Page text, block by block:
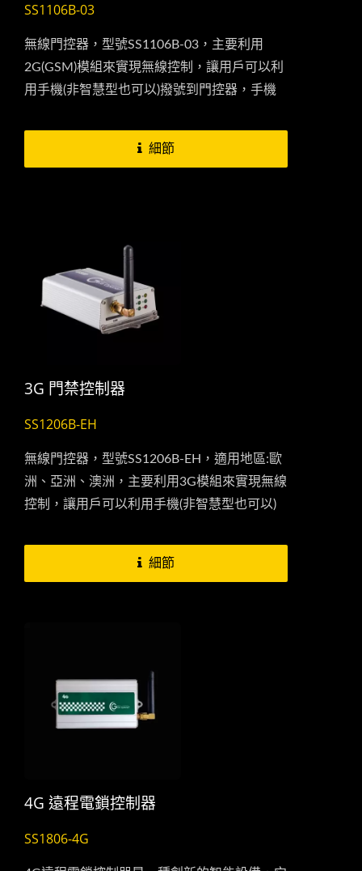
SS1106B-03
無線門控器，型號SS1106B-03，主要利用
2G(GSM)模組來實現無線控制，讓用戶可以利
用手機(非智慧型也可以)撥號到門控器，手機
細節
3G 門禁控制器
SS1206B-EH
無線門控器，型號SS1206B-EH，適用地區:歐
洲、亞洲、澳洲，主要利用3G模組來實現無線
控制，讓用戶可以利用手機(非智慧型也可以)
任何通話費用。
細節
4G 遠程電鎖控制器
SS1806-4G